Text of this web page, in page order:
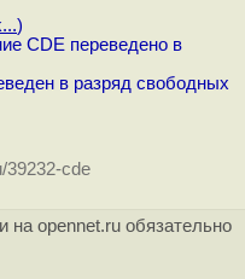
)
CDE переведено в
в разряд свободных
39232-cde
на opennet.ru обязательно